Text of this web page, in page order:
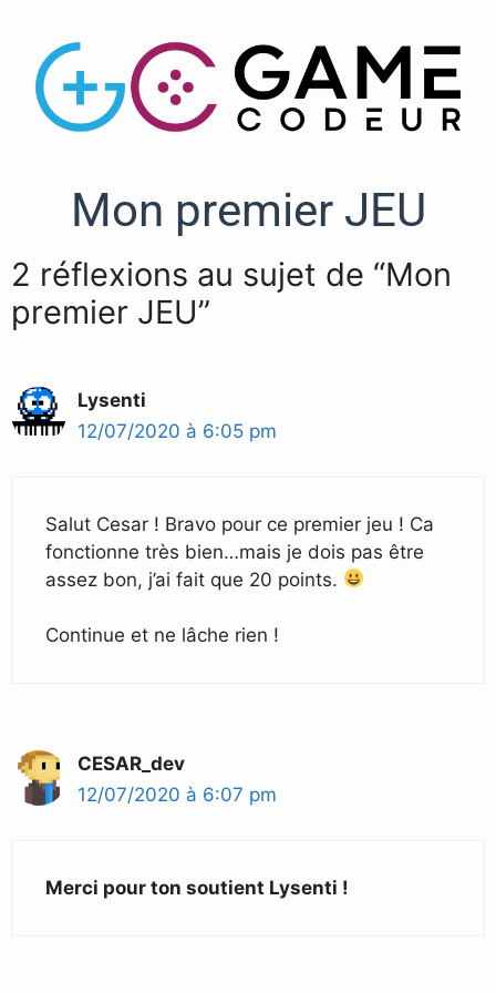
Mon premier JEU
2 réflexions au sujet de “Mon
premier JEU”
Lysenti
12/07/2020 à 6:05 pm
Salut Cesar ! Bravo pour ce premier jeu ! Ca
fonctionne très bien…mais je dois pas être
assez bon, j’ai fait que 20 points.
Continue et ne lâche rien !
CESAR_dev
12/07/2020 à 6:07 pm
Merci pour ton soutient Lysenti !